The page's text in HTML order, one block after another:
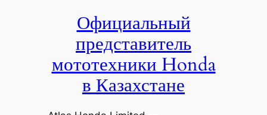
Официальный
представитель
мототехники Honda
в Казахстане